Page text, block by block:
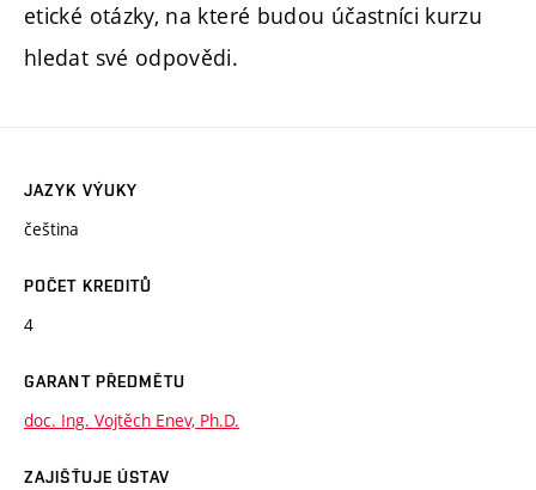
etické otázky, na které budou účastníci kurzu
hledat své odpovědi.
JAZYK VÝUKY
čeština
POČET KREDITŮ
4
GARANT PŘEDMĚTU
doc. Ing. Vojtěch Enev, Ph.D.
ZAJIŠŤUJE ÚSTAV